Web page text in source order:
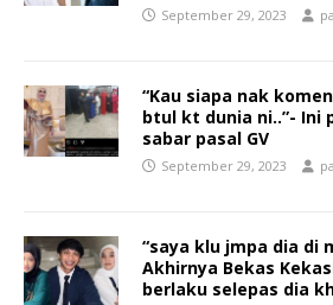
September 29, 2023
“Kau siapa nak
btul kt dunia ni..”- Ini
sabar pasal GV
September 29, 2023
“saya klu jmpa dia di
Akhirnya Bekas
berlaku selepas dia